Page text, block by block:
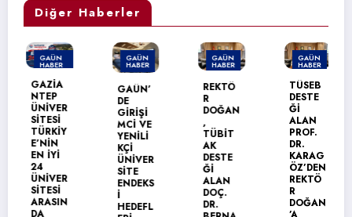
Diğer Haberler
GAÜN
HABER
MANŞET
GAZİA
NTEP
ÜNİVER
SİTESİ
TÜRKİY
E’NİN
EN İYİ
24
ÜNİVER
SİTESİ
ARASIN
DA
GAÜN
HABER
GAÜN’
DE
GİRİŞİ
MCİ VE
YENİLİ
KÇİ
ÜNİVER
SİTE
ENDEKS
HEDEFL
GAÜN
HABER
REKTÖ
R
DOĞAN
,
TÜBİT
AK
DESTE
Ğİ
ALAN
DOÇ.
DR.
GAÜN
HABER
TÜSEB
DESTE
Ğİ
ALAN
PROF.
DR.
KARAG
ÖZ’DEN
REKTÖ
R
DOĞAN